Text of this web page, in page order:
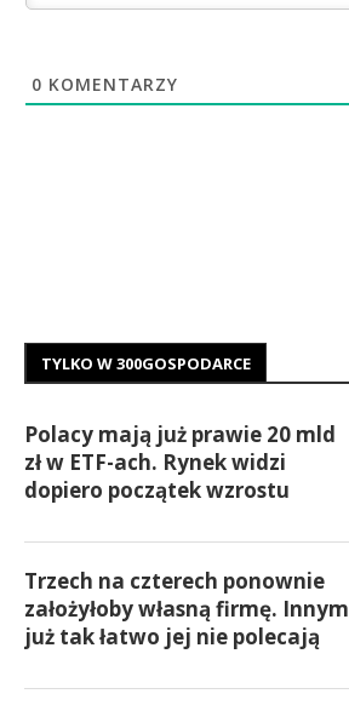
0 KOMENTARZY
TYLKO W 300GOSPODARCE
Polacy mają już prawie 20 mld
zł w ETF-ach. Rynek widzi
dopiero początek wzrostu
Trzech na czterech ponownie
założyłoby własną firmę. Innym
już tak łatwo jej nie polecają